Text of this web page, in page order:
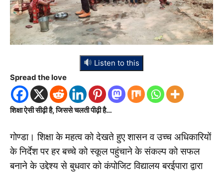
Listen to this
Spread the love
शिक्षा ऐसी सीढ़ी है, जिससे चलती पीढ़ी है…
गोण्डा। शिक्षा के महत्व को देखते हुए शासन व उच्च अधिकारियों
के निर्देश पर हर बच्चे को स्कूल पहुंचाने के संकल्प को सफल
बनाने के उद्देश्य से बुधवार को कंपोजिट विद्यालय बरईपारा द्वारा